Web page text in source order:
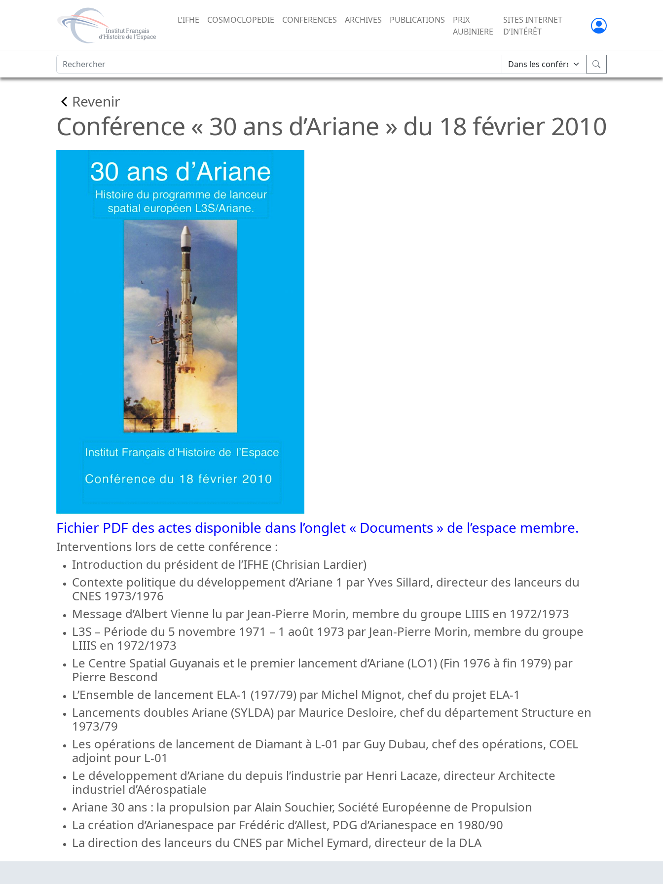
L’IFHE COSMOCLOPEDIE CONFERENCES ARCHIVES PUBLICATIONS
PRIX
AUBINIERE
SITES INTERNET
D’INTÉRÊT
Revenir
Conférence « 30 ans d’Ariane » du 18 février 2010
Fichier PDF des actes disponible dans l’onglet « Documents » de l’espace membre.
Interventions lors de cette conférence :
Introduction du président de l’IFHE (Chrisian Lardier)
Contexte politique du développement d’Ariane 1 par Yves Sillard, directeur des lanceurs du
CNES 1973/1976
Message d’Albert Vienne lu par Jean-Pierre Morin, membre du groupe LIIIS en 1972/1973
L3S – Période du 5 novembre 1971 – 1 août 1973 par Jean-Pierre Morin, membre du groupe
LIIIS en 1972/1973
Le Centre Spatial Guyanais et le premier lancement d’Ariane (LO1) (Fin 1976 à fin 1979) par
Pierre Bescond
L’Ensemble de lancement ELA-1 (197/79) par Michel Mignot, chef du projet ELA-1
Lancements doubles Ariane (SYLDA) par Maurice Desloire, chef du département Structure en
1973/79
Les opérations de lancement de Diamant à L-01 par Guy Dubau, chef des opérations, COEL
adjoint pour L-01
Le développement d’Ariane du depuis l’industrie par Henri Lacaze, directeur Architecte
industriel d’Aérospatiale
Ariane 30 ans : la propulsion par Alain Souchier, Société Européenne de Propulsion
La création d’Arianespace par Frédéric d’Allest, PDG d’Arianespace en 1980/90
La direction des lanceurs du CNES par Michel Eymard, directeur de la DLA